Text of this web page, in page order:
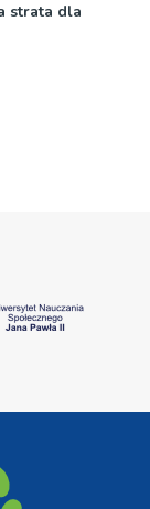
strata dla